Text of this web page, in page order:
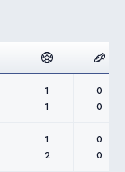
1
1
0
0
1
2
0
0